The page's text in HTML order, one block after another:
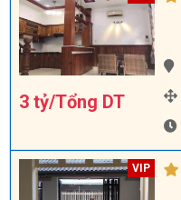
3 tỷ/Tổng DT